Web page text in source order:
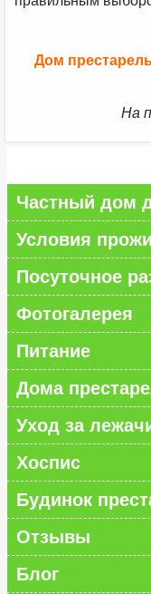
Дом
На
Частный дом
Условия
Посуточное
Фотогалерея
Питание
Дома
Уход за
Хоспис
Будинок
Отзывы
Блог